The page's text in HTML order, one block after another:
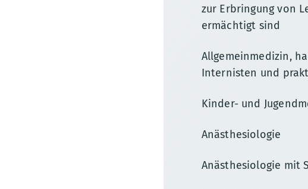
zur Erbringung von
ermächtigt sind
Allgemeinmedizin,
Internisten und
Kinder- und
Anästhesiologie
Anästhesiologie mit